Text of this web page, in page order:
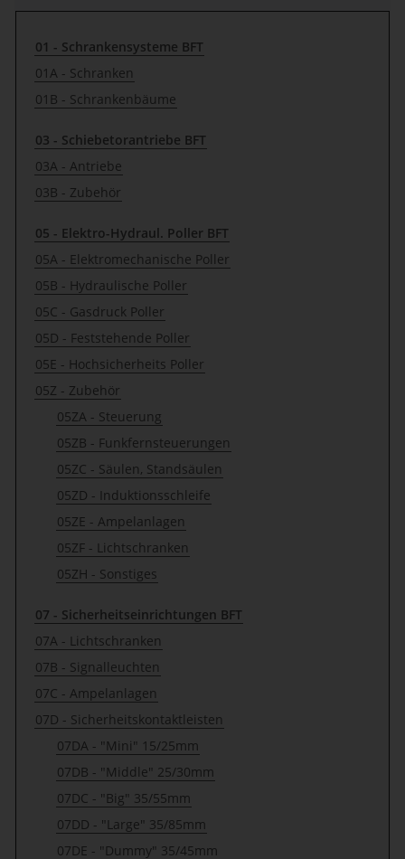
01 - Schrankensysteme BFT
01A - Schranken
01B - Schrankenbäume
03 - Schiebetorantriebe BFT
03A - Antriebe
03B - Zubehör
05 - Elektro-Hydraul. Poller BFT
05A - Elektromechanische Poller
05B - Hydraulische Poller
05C - Gasdruck Poller
05D - Feststehende Poller
05E - Hochsicherheits Poller
05Z - Zubehör
05ZA - Steuerung
05ZB - Funkfernsteuerungen
05ZC - Säulen, Standsäulen
05ZD - Induktionsschleife
05ZE - Ampelanlagen
05ZF - Lichtschranken
05ZH - Sonstiges
07 - Sicherheitseinrichtungen BFT
07A - Lichtschranken
07B - Signalleuchten
07C - Ampelanlagen
07D - Sicherheitskontaktleisten
07DA - "Mini" 15/25mm
07DB - "Middle" 25/30mm
07DC - "Big" 35/55mm
07DD - "Large" 35/85mm
07DE - "Dummy" 35/45mm